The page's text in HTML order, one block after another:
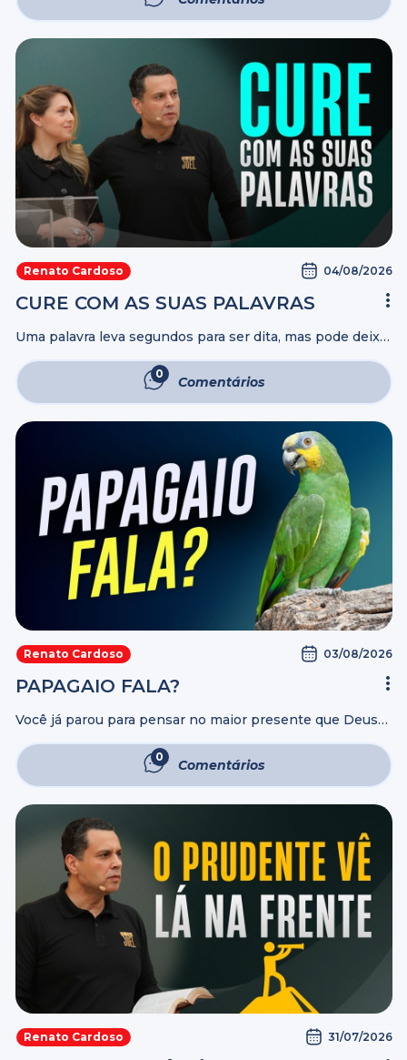
...
Renato Cardoso 04/08/2026
CURE COM AS SUAS PALAVRAS
Uma palavra leva segundos para ser dita, mas pode deixar
são destruídos por atitudes, e sim pelo poder das
palavras. Neste vídeo, ...
0 Comentários
Renato Cardoso 03/08/2026
PAPAGAIO FALA?
Você já parou para pensar no maior presente que Deus
que constroem, mas a mente que imagina. Não são
apenas ...
0 Comentários
Renato Cardoso 31/07/2026